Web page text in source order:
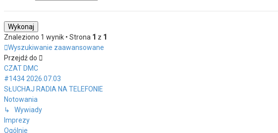
Znaleziono 1 wynik • Strona 1 z 1
Wyszukiwanie zaawansowane
Przejdź do
CZAT DMC
#1434 2026.07.03
SŁUCHAJ RADIA NA TELEFONIE
Notowania
↳ Wywiady
Imprezy
Ogólnie